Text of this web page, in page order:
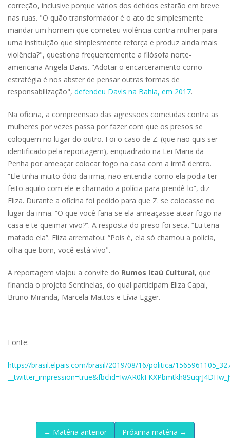
correção, inclusive porque vários dos detidos estarão em breve
nas ruas. "O quão transformador é o ato de simplesmente
mandar um homem que cometeu violência contra mulher para
uma instituição que simplesmente reforça e produz ainda mais
violência?", questiona frequentemente a filósofa norte-
americana Angela Davis. "Adotar o encarceramento como
estratégia é nos abster de pensar outras formas de
responsabilização", defendeu Davis na Bahia, em 2017.
Na oficina, a compreensão das agressões cometidas contra as
mulheres por vezes passa por fazer com que os presos se
coloquem no lugar do outro. Foi o caso de Z. (que não quis ser
identificado pela reportagem), enquadrado na Lei Maria da
Penha por ameaçar colocar fogo na casa com a irmã dentro.
“Ele tinha muito ódio da irmã, não entendia como ela podia ter
feito aquilo com ele e chamado a polícia para prendê-lo”, diz
Eliza. Durante a oficina foi pedido para que Z. se colocasse no
lugar da irmã. “O que você faria se ela ameaçasse atear fogo na
casa e te queimar vivo?”. A resposta do preso foi seca. “Eu teria
matado ela”. Eliza arrematou: “Pois é, ela só chamou a polícia,
olha que bom, você está vivo".
A reportagem viajou a convite do Rumos Itaú Cultural, que
financia o projeto Sentinelas, do qual participam Eliza Capai,
Bruno Miranda, Marcela Mattos e Lívia Egger.
Fonte:
https://brasil.elpais.com/brasil/2019/08/16/politica/
← Matéria anterior Próxima matéria →